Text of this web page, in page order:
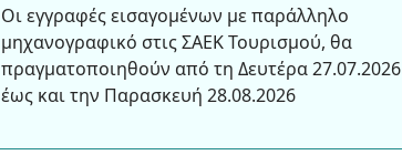
Οι εγγραφές εισαγομένων με παράλληλο
μηχανογραφικό στις ΣΑΕΚ Τουρισμού, θα
πραγματοποιηθούν από τη Δευτέρα 27.07.2026
έως και την Παρασκευή 28.08.2026